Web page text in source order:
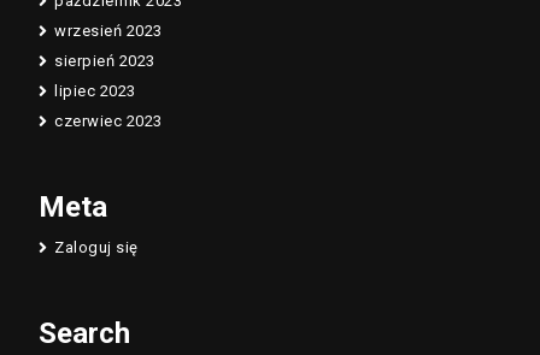
wrzesień 2023
sierpień 2023
lipiec 2023
czerwiec 2023
Meta
Zaloguj się
Search